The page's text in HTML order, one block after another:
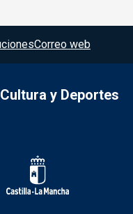
Correo web
y Deportes